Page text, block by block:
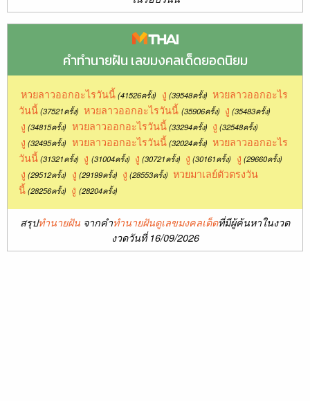
คำทำนายฝัน เลขมงคลเด็ดยอดนิยม
หวยลาวออกอะไรวันนี้ (41526ครั้ง) งู (39548ครั้ง) หวยลาวออกอะไร
วันนี้(37521ครั้ง) หวยลาวออกอะไรวันนี้ (35906ครั้ง) งู (35483ครั้ง)
งู (34815ครั้ง) หวยลาวออกอะไรวันนี้ (33294ครั้ง) งู (32548ครั้ง)
งู (32495ครั้ง) หวยลาวออกอะไรวันนี้ (32024ครั้ง) หวยลาวออกอะไร
วันนี้(31321ครั้ง) งู (31004ครั้ง) งู (30721ครั้ง) งู (30161ครั้ง) งู (29660ครั้ง)
งู (29512ครั้ง) งู (29199ครั้ง) งู (28553ครั้ง) หวยมาเลย์ตัวตรงวัน
นี้(28256ครั้ง) งู (28204ครั้ง)
สรุปทำนายฝัน จากคำทำนายฝันดูเลขมงคลเด็ดที่มีผู้ค้นหาในงวด
งวดวันที่ 16/09/2026